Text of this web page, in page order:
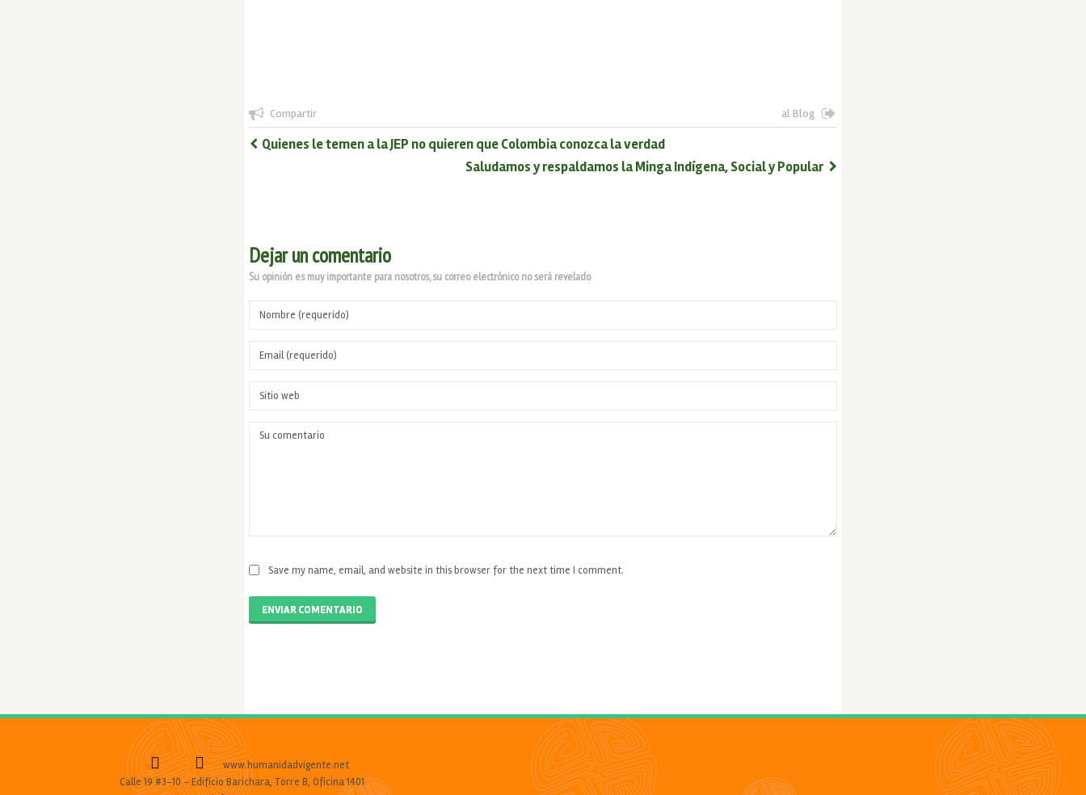
Compartir al Blog
Quienes le temen a la JEP no quieren que Colombia conozca la verdad
Saludamos y respaldamos la Minga Indígena, Social y Popular
Dejar un comentario
Su opinión es muy importante para nosotros, su correo electrónico no será revelado
Save my name, email, and website in this browser for the next time I comment.
ENVIAR COMENTARIO
www.humanidadvigente.net
Calle 19 #3-10 - Edificio Barichara, Torre B, Oficina 1401